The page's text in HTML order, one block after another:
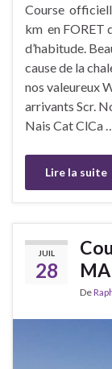
Course
km en FORET
d’habitude.
cause de la
nos valeureux
arrivants Scr.
Nais Cat ClCa
Lire la suite
JUIL
28
De